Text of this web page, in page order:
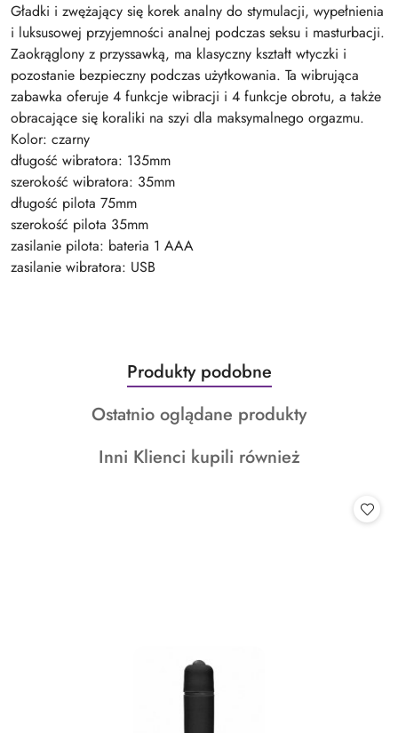
Gładki i zwężający się korek analny do stymulacji, wypełnienia
i luksusowej przyjemności analnej podczas seksu i masturbacji.
Zaokrąglony z przyssawką, ma klasyczny kształt wtyczki i
pozostanie bezpieczny podczas użytkowania. Ta wibrująca
zabawka oferuje 4 funkcje wibracji i 4 funkcje obrotu, a także
obracające się koraliki na szyi dla maksymalnego orgazmu.
Kolor: czarny
długość wibratora: 135mm
szerokość wibratora: 35mm
długość pilota 75mm
szerokość pilota 35mm
zasilanie pilota: bateria 1 AAA
zasilanie wibratora: USB
Pomiń karuzelę produktów
Produkty
o
statusie:
Produkty podobne
Produkty
statusie:
Ostatnio oglądane produkty
Produkty
Inni Klienci kupili również